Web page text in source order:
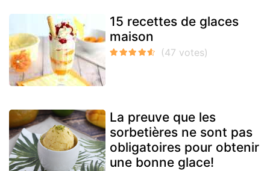
15 recettes de glaces
maison
La preuve que les
sorbetières ne sont pas
obligatoires pour obtenir
une bonne glace!